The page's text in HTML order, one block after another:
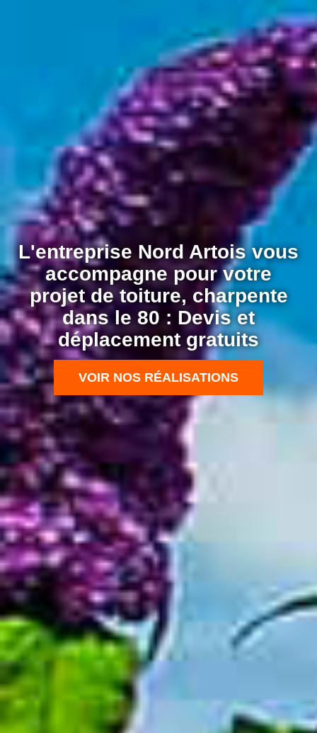
L'entreprise Nord Artois vous
accompagne pour votre
projet de toiture, charpente
dans le 80 : Devis et
déplacement gratuits
VOIR NOS RÉALISATIONS